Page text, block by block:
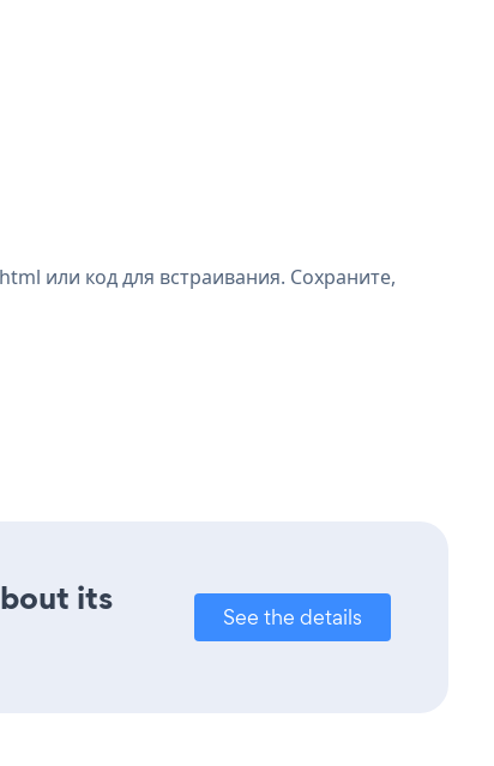
или код для встраивания. Сохраните,
its
See the details